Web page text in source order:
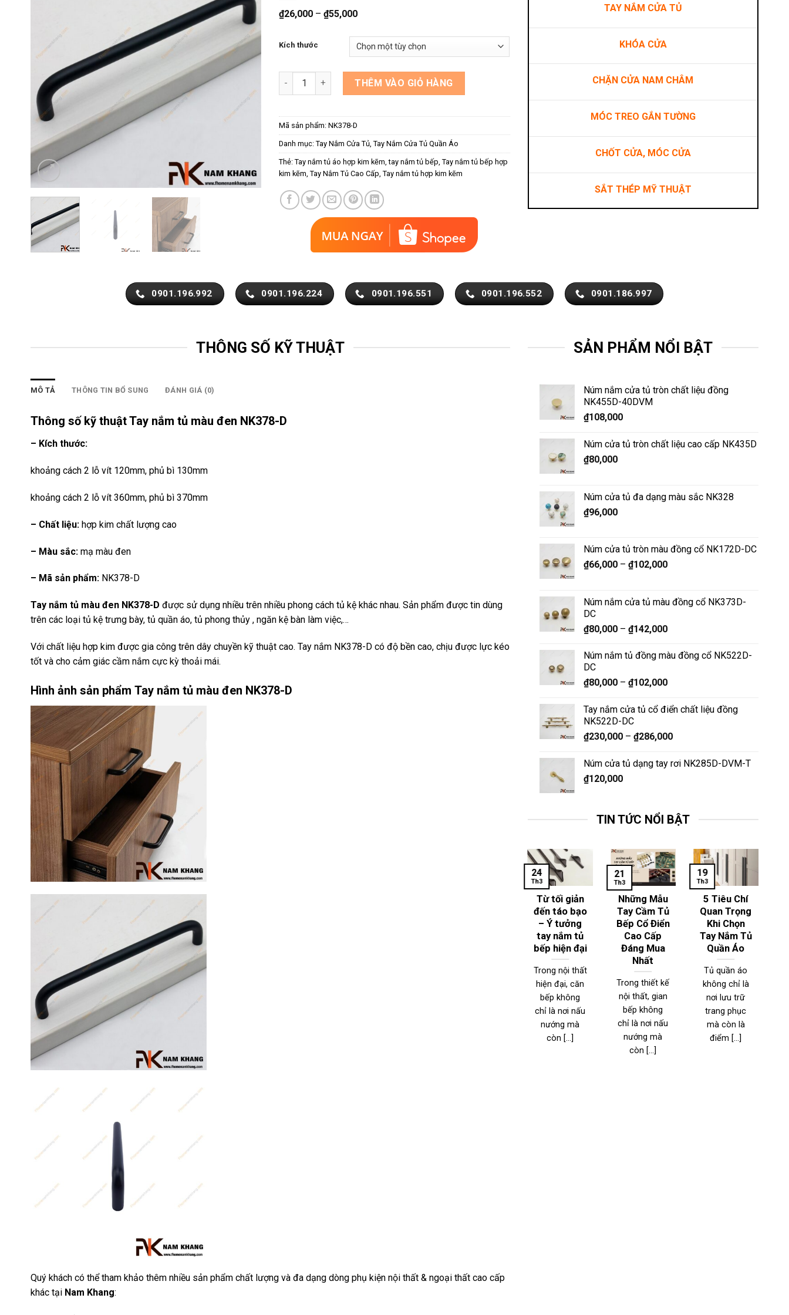
₫26,000 –₫55,000
Kích thước
Tay nắm tủ màu đen NK378-D số lượng
THÊM VÀO GIỎ HÀNG
Mã sản phẩm:NK378-D
Danh mục:Tay Nắm Cửa Tủ,Tay Nắm Cửa Tủ Quần Áo
Thẻ:Tay nắm tủ áo hợp kim kẽm,tay nắm tủ bếp,Tay nắm tủ bếp hợp
kim kẽm,Tay Nắm Tủ Cao Cấp,Tay nắm tủ hợp kim kẽm
TAY NẮM CỬA TỦ
KHÓA CỬA
CHẶN CỬA NAM CHÂM
MÓC TREO GẮN TƯỜNG
CHỐT CỬA, MÓC CỬA
SẮT THÉP MỸ THUẬT
0901.196.992 0901.196.224 0901.196.551 0901.196.552 0901.186.997
THÔNG SỐ KỸ THUẬT
MÔ TẢ THÔNG TIN BỔ SUNG ĐÁNH GIÁ (0)
Thông số kỹ thuật Tay nắm tủ màu đen NK378-D
– Kích thước:
khoảng cách 2 lỗ vít 120mm, phủ bì 130mm
khoảng cách 2 lỗ vít 360mm, phủ bì 370mm
– Chất liệu: hợp kim chất lượng cao
– Màu sắc: mạ màu đen
– Mã sản phẩm: NK378-D
Tay nắm tủ màu đen NK378-D được sử dụng nhiều trên nhiều phong cách tủ kệ khác nhau. Sản phẩm được tin dùng
trên các loại tủ kệ trưng bày, tủ quần áo, tủ phong thủy , ngăn kệ bàn làm việc,…
Với chất liệu hợp kim được gia công trên dây chuyền kỹ thuật cao. Tay nắm NK378-D có độ bền cao, chịu được lực kéo
tốt và cho cảm giác cầm nắm cực kỳ thoải mái.
Hình ảnh sản phẩm Tay nắm tủ màu đen NK378-D
Quý khách có thể tham khảo thêm nhiều sản phẩm chất lượng và đa dạng dòng phụ kiện nội thất & ngoại thất cao cấp
khác tại Nam Khang:
SẢN PHẨM NỔI BẬT
Núm nắm cửa tủ tròn chất liệu đồng
NK455D-40DVM
₫108,000
Núm cửa tủ tròn chất liệu cao cấp NK435D
₫80,000
Núm cửa tủ đa dạng màu sắc NK328
₫96,000
Núm cửa tủ tròn màu đồng cổ NK172D-DC
₫66,000 –₫102,000
Núm nắm cửa tủ màu đồng cổ NK373D-
DC
₫80,000 –₫142,000
Núm nắm tủ đồng màu đồng cổ NK522D-
DC
₫80,000 –₫102,000
Tay nắm cửa tủ cổ điển chất liệu đồng
NK522D-DC
₫230,000 –₫286,000
Núm cửa tủ dạng tay rơi NK285D-DVM-T
₫120,000
TIN TỨC NỔI BẬT
Từ tối giản
đến táo bạo
– Ý tưởng
tay nắm tủ
bếp hiện đại
Trong nội thất
hiện đại, căn
bếp không
chỉ là nơi nấu
nướng mà
còn [...]
24
Th3
Những Mẫu
Tay Cầm Tủ
Bếp Cổ Điển
Cao Cấp
Đáng Mua
Nhất
Trong thiết kế
nội thất, gian
bếp không
chỉ là nơi nấu
nướng mà
còn [...]
21
Th3
5 Tiêu Chí
Quan Trọng
Khi Chọn
Tay Nắm Tủ
Quần Áo
Tủ quần áo
không chỉ là
nơi lưu trữ
trang phục
mà còn là
điểm [...]
19
Th3
Tay nắm tủ là
17
Th3